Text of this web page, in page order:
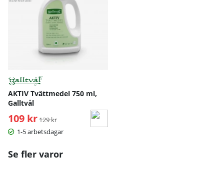
AKTIV Tvättmedel 750 ml,
Galltvål
109 kr Ordinarie pris:
129 kr
1-5 arbetsdagar
Se fler varor